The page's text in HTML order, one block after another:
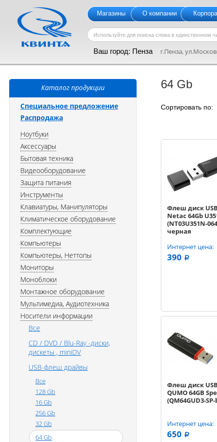
Магазины О компании
Ваш город: Пенза г.Пенза,
64 Gb
Сортировать
Флеш диск
Netac 64Gb
(NT03U351N-
черная
Интернет цена:
390 a
Флеш диск
QUMO 64GB
(QM64GUD3-
Интернет цена:
650 a
Каталог продукции
Специальное предложение
Распродажа
Ноутбуки
Аксессуары
Бытовая техника
Видеооборудование
Защита питания
Инструменты
Клавиатуры, Манипуляторы
Климатическое оборудование
Комплектующие
Компьютеры
Компьютеры, Неттопы
Мониторы
Моноблоки
Монтажное оборудование
Мультимедиа, Аудиотехника
Носители информации
Все
CD / DVD / Blu-Ray -диски,
дискеты , miniDV
USB-флеш драйвы
Все
128 Gb
16 Gb
256 Gb
32 Gb
64 Gb